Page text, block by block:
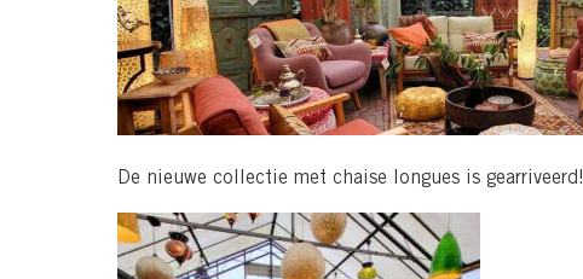
De nieuwe collectie met chaise longues is gearriveerd!